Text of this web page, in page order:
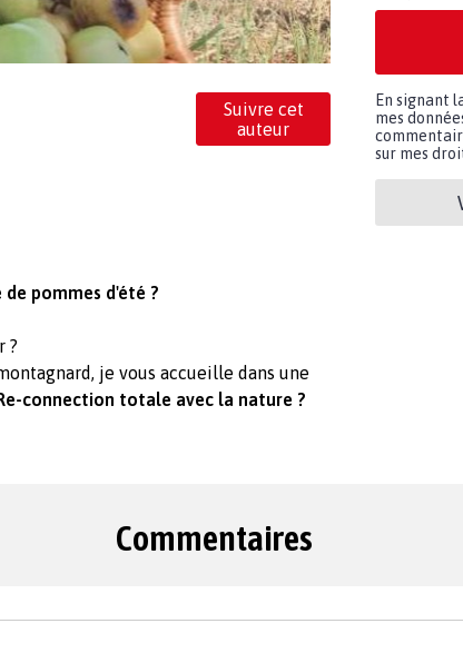
Suivre cet
auteur
pommes d'été ?
?
je vous accueille dans une
connection totale avec la nature ?
En signant
mes
sur mes
Commentaires